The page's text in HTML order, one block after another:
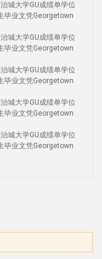
城大学GU成绩单学位
毕业文凭Georgetown
城大学GU成绩单学位
毕业文凭Georgetown
城大学GU成绩单学位
毕业文凭Georgetown
城大学GU成绩单学位
毕业文凭Georgetown
城大学GU成绩单学位
毕业文凭Georgetown